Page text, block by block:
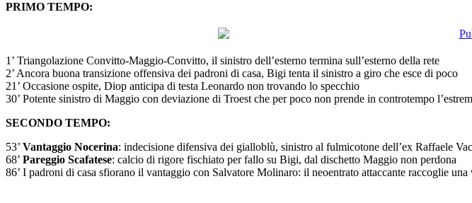
PRIMO TEMPO:
2’ Ancora buona transizione offensiva dei padroni di casa, Bigi tenta il sinistro a giro che esce di poco
21’ Occasione ospite, Diop anticipa di testa Leonardo non trovando lo specchio
30’ Potente sinistro di Maggio con deviazione di Troest che per poco non prende in controtempo
68’ Pareggio Scafatese: calcio di rigore fischiato per fallo su Bigi, dal dischetto Maggio non perdona
86’ I padroni di casa sfiorano il vantaggio con Salvatore Molinaro: il neoentrato attaccante raccoglie